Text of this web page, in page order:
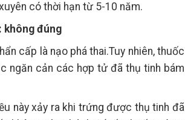
có thời hạn từ 5-10 năm.
không đúng
cấp là nạo phá thai.Tuy nhiên, thuốc
ngăn cản các hợp tử đã thụ tinh bám
này xảy ra khi trứng được thụ tinh đã